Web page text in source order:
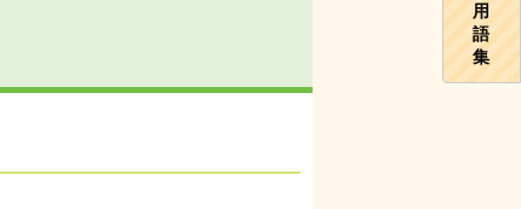
用
語
集